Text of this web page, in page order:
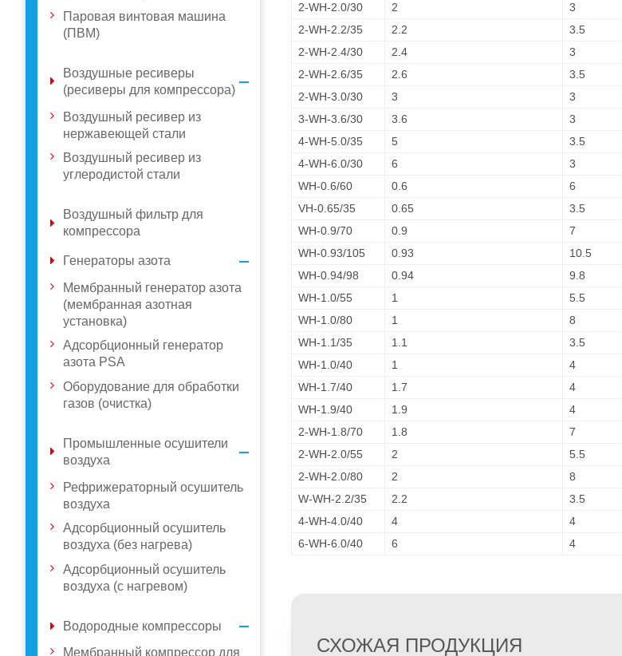
2-WH-2.0/30
2 3
2-WH-2.2/35
2.2 3.5
2-WH-2.4/30
2.4 3
2-WH-2.6/35
2.6 3.5
2-WH-3.0/30
3 3
3-WH-3.6/30
3.6 3
4-WH-5.0/35
5 3.5
4-WH-6.0/30
6 3
WH-0.6/60
0.6 6
VH-0.65/35
0.65 3.5
WH-0.9/70
0.9 7
WH-0.93/105
0.93 10.5
WH-0.94/98
0.94 9.8
WH-1.0/55
1 5.5
WH-1.0/80
1 8
WH-1.1/35
1.1 3.5
WH-1.0/40
1 4
WH-1.7/40
1.7 4
WH-1.9/40
1.9 4
2-WH-1.8/70
1.8 7
2-WH-2.0/55
2 5.5
2-WH-2.0/80
2 8
W-WH-2.2/35
2.2 3.5
4-WH-4.0/40
4 4
6-WH-6.0/40
6 4
СХОЖАЯ ПРОДУКЦИЯ
Паровая винтовая машина
(ПВМ)
Воздушные ресиверы
(ресиверы для компрессора)
Воздушный ресивер из
нержавеющей стали
Воздушный ресивер из
углеродистой стали
Воздушный фильтр для
компрессора
Генераторы азота
Мембранный генератор азота
(мембранная азотная
установка)
Адсорбционный генератор
азота PSA
Оборудование для обработки
газов (очистка)
Промышленные осушители
воздуха
Рефрижераторный осушитель
воздуха
Адсорбционный осушитель
воздуха (без нагрева)
Адсорбционный осушитель
воздуха (с нагревом)
Водородные компрессоры
Мембранный компрессор для